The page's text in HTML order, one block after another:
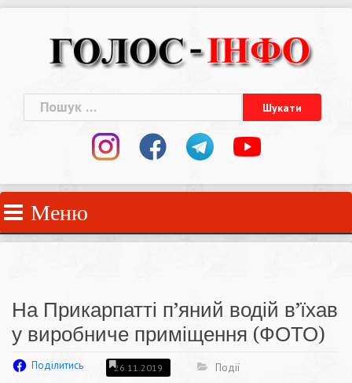
Пошук:
Меню
На Прикарпатті п’яний водій в’їхав
у виробниче приміщення (ФОТО)
Поділитись 26.11.2019 Події